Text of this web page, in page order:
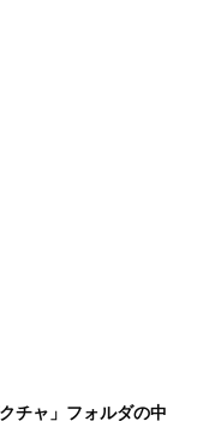
クチャ」フォルダの中